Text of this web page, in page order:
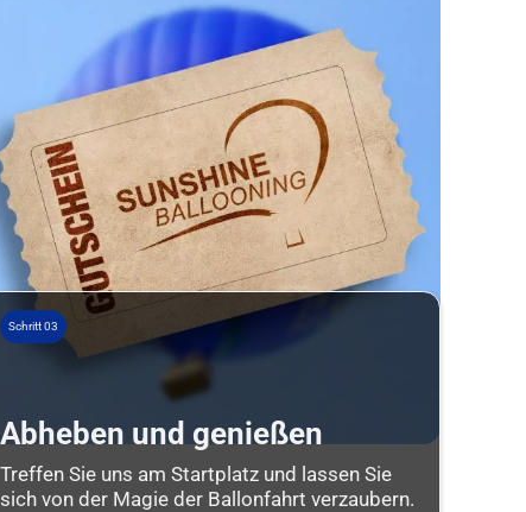
Schritt 03
Abheben und genießen
Treffen Sie uns am Startplatz und lassen Sie
sich von der Magie der Ballonfahrt verzaubern.